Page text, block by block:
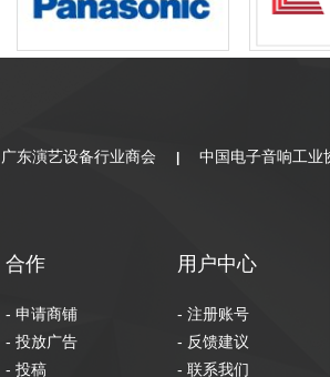
广东演艺设备行业商会 中国电子音响工业
合作
- 申请商铺
- 投放广告
- 投稿
用户中心
- 注册账号
- 反馈建议
- 联系我们